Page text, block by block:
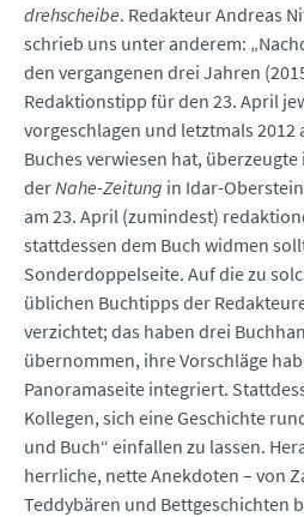
drehscheibe. Redakteur Andreas
schrieb uns unter anderem:
den vergangenen drei Jahren
Redaktionstipp für den 23. April
vorgeschlagen und letztmals 2012
Buches verwiesen hat,
derNahe-Zeitung in Idar-
am 23. April (zumindest)
stattdessen dem Buch widmen
Sonderdoppelseite. Auf die zu
üblichen Buchtipps der
verzichtet; das haben drei
übernommen, ihre Vorschläge
Panoramaseite integriert.
Kollegen, sich eine Geschichte
und Buch“ einfallen zu lassen.
herrliche, nette Anekdoten – von
Teddybären und Bettgeschichten